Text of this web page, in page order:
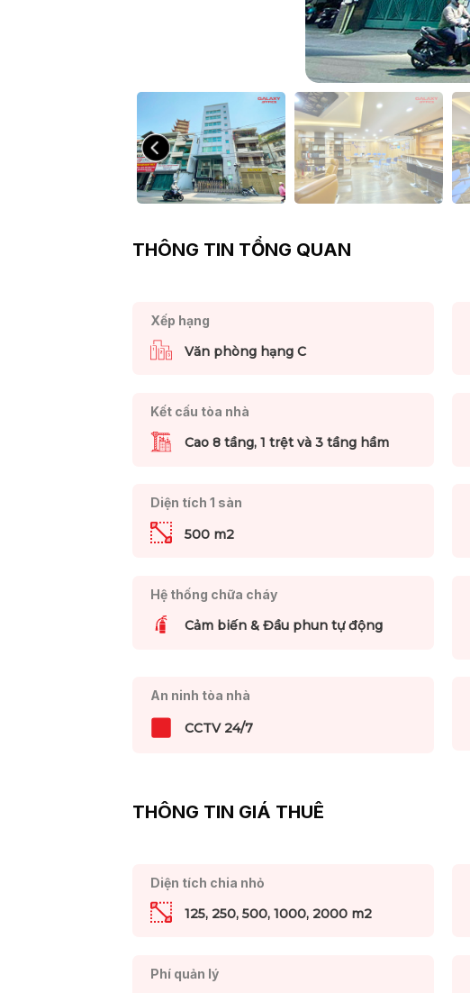
THÔNG TIN TỔNG QUAN
Xếp hạng
Văn phòng hạng C
Kết cấu tòa nhà
Cao 8 tầng, 1 trệt và 3 tầng hầm
Diện tích 1 sàn
500 m2
Hệ thống chữa cháy
Cảm biến & Đầu phun tự động
An ninh tòa nhà
CCTV 24/7
THÔNG TIN GIÁ THUÊ
Diện tích chia nhỏ
125, 250, 500, 1000, 2000 m2
Phí quản lý